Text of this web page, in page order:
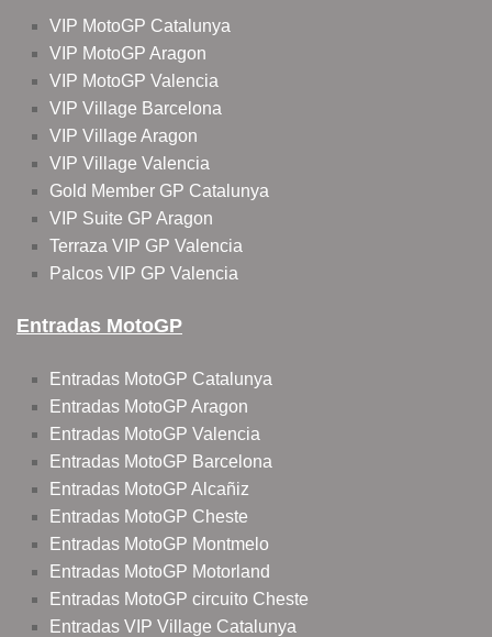
VIP MotoGP Catalunya
VIP MotoGP Aragon
VIP MotoGP Valencia
VIP Village Barcelona
VIP Village Aragon
VIP Village Valencia
Gold Member GP Catalunya
VIP Suite GP Aragon
Terraza VIP GP Valencia
Palcos VIP GP Valencia
Entradas MotoGP
Entradas MotoGP Catalunya
Entradas MotoGP Aragon
Entradas MotoGP Valencia
Entradas MotoGP Barcelona
Entradas MotoGP Alcañiz
Entradas MotoGP Cheste
Entradas MotoGP Montmelo
Entradas MotoGP Motorland
Entradas MotoGP circuito Cheste
Entradas VIP Village Catalunya